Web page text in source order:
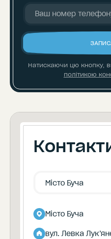
Натискаючи цю кнопку,
політикою
Місто Буча
Місто Буча
вул. Левка